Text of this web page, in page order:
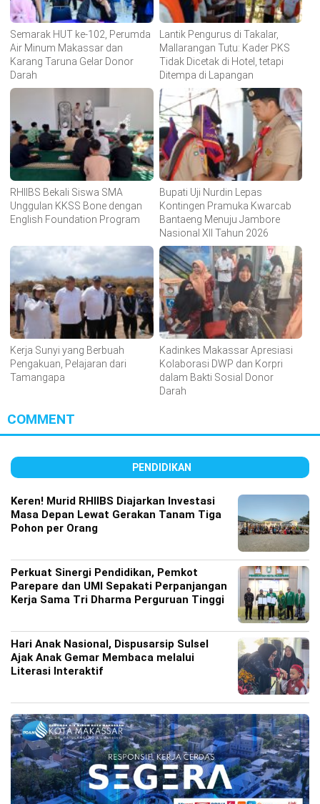
Semarak HUT ke-102, Perumda
Air Minum Makassar dan
Karang Taruna Gelar Donor
Darah
Lantik Pengurus di Takalar,
Mallarangan Tutu: Kader PKS
Tidak Dicetak di Hotel, tetapi
Ditempa di Lapangan
RHIIBS Bekali Siswa SMA
Unggulan KKSS Bone dengan
English Foundation Program
Bupati Uji Nurdin Lepas
Kontingen Pramuka Kwarcab
Bantaeng Menuju Jambore
Nasional XII Tahun 2026
Kerja Sunyi yang Berbuah
Pengakuan, Pelajaran dari
Tamangapa
Kadinkes Makassar Apresiasi
Kolaborasi DWP dan Korpri
dalam Bakti Sosial Donor
Darah
COMMENT
PENDIDIKAN
Keren! Murid RHIIBS Diajarkan Investasi
Masa Depan Lewat Gerakan Tanam Tiga
Pohon per Orang
Perkuat Sinergi Pendidikan, Pemkot
Parepare dan UMI Sepakati Perpanjangan
Kerja Sama Tri Dharma Perguruan Tinggi
Hari Anak Nasional, Dispusarsip Sulsel
Ajak Anak Gemar Membaca melalui
Literasi Interaktif